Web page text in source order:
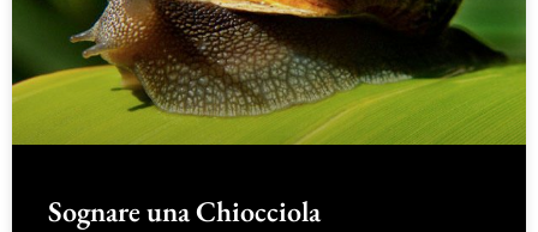
Sognare una Chiocciola